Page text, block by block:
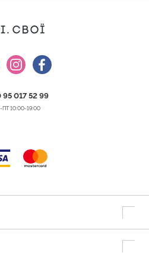
95 017 52 99
10:00-19:00